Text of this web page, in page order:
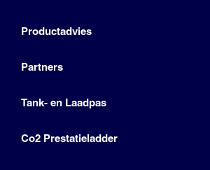
Productadvies
Partners
Tank- en Laadpas
Co2 Prestatieladder